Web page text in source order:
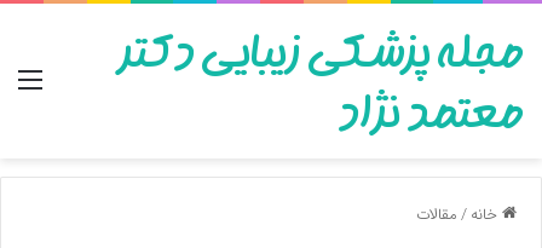
مجله پزشکی زیبایی دکتر
معتمد نژاد
خانه/مقالات